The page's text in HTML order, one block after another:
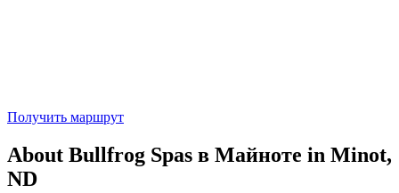
Получить маршрут
About Bullfrog Spas в Майноте in Minot,
ND